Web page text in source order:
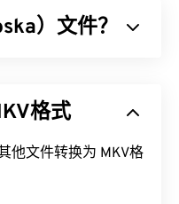
）文件？
使用开源软件
对其进
由一组尺寸逐渐减小
格式
他文件转换为 MKV格